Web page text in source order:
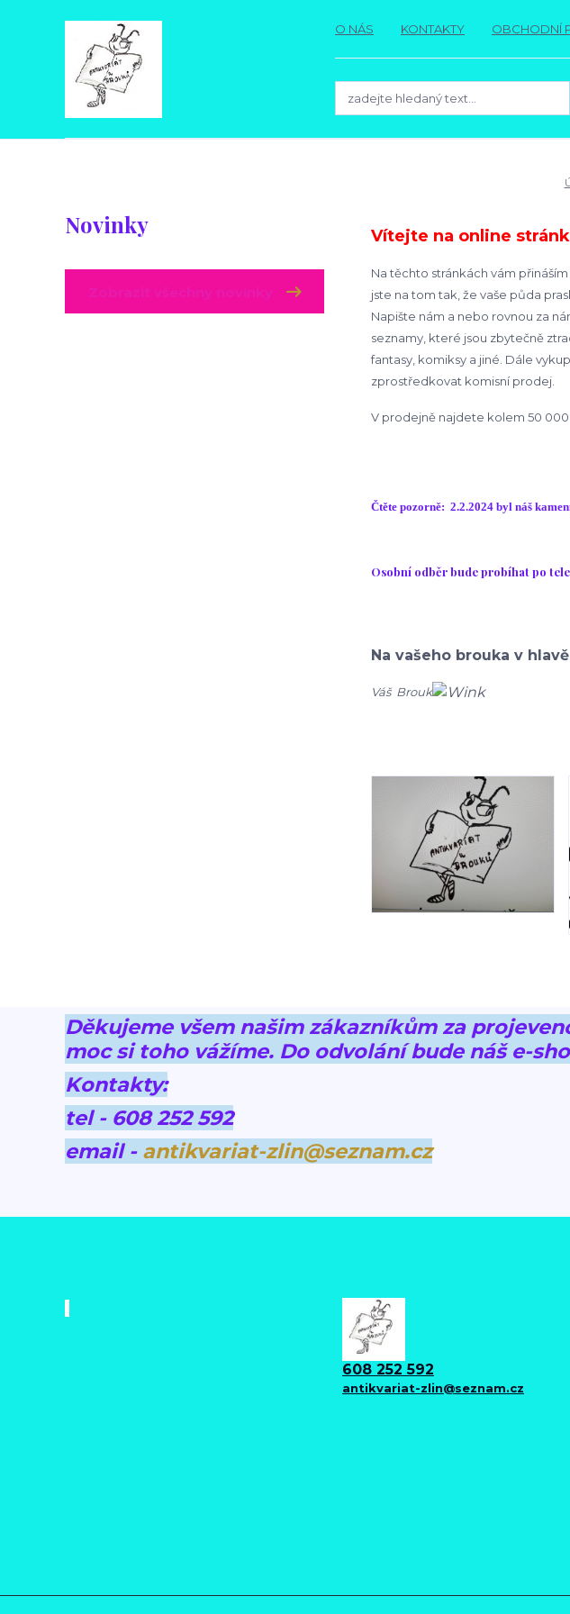
O NÁS KONTAKTY OBCHODNÍ
Novinky Vítejte na online
Na těchto stránkách vám
jste na tom tak, že vaše půda
Napište nám a nebo rovnou za
seznamy, které jsou zbytečně
fantasy, komiksy a jiné. Dále
zprostředkovat komisní prodej.
V prodejně najdete kolem 50
Čtěte pozorně: 2.2.2024 byl náš
Osobní odběr bude probíhat po
Na vašeho brouka v
Váš Brouk
Děkujeme všem našim zákazníkům za
moc si toho vážíme. Do odvolání bude náš e-
Kontakty:
tel - 608 252 592
email - antikvariat-zlin@seznam.cz
608 252 592
antikvariat-zlin@seznam.cz